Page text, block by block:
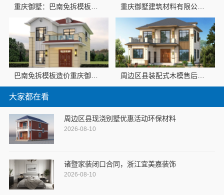
大家都在看
周边区县现浇别墅优惠活动环保材料
2026-08-10
诸暨家装闭口合同，浙江宜美嘉装饰
2026-08-10